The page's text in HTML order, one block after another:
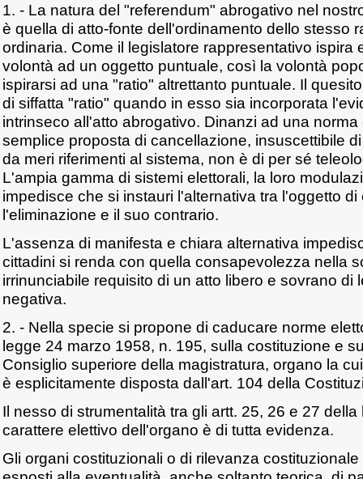
1. - La natura del "referendum" abrogativo nel
è quella di atto-fonte dell'ordinamento dello stesso
ordinaria. Come il legislatore rappresentativo ispira
volontà ad un oggetto puntuale, così la volontà
ispirarsi ad una "ratio" altrettanto puntuale. Il
di siffatta "ratio" quando in esso sia incorporata
intrinseco all'atto abrogativo. Dinanzi ad una
semplice proposta di cancellazione, insuscettibile
da meri riferimenti al sistema, non è di per sé
L'ampia gamma di sistemi elettorali, la loro
impedisce che si instauri l'alternativa tra l'oggetto di
l'eliminazione e il suo contrario.
L'assenza di manifesta e chiara alternativa
cittadini si renda con quella consapevolezza nella
irrinunciabile requisito di un atto libero e sovrano di
negativa.
2. - Nella specie si propone di caducare norme
legge 24 marzo 1958, n. 195, sulla costituzione e
Consiglio superiore della magistratura, organo la
è esplicitamente disposta dall'art. 104 della
Il nesso di strumentalità tra gli artt. 25, 26 e 27
carattere elettivo dell'organo è di tutta evidenza.
Gli organi costituzionali o di rilevanza